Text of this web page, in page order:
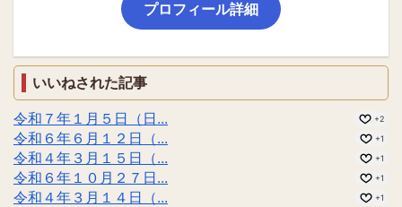
プロフィール詳細
いいねされた記事
令和７年１月５日（日...
+2
令和６年６月１２日（... +1
令和４年３月１５日（... +1
令和６年１０月２７日... +1
令和４年３月１４日（... +1